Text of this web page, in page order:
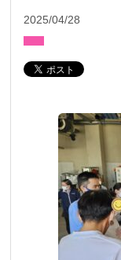
2025/04/28